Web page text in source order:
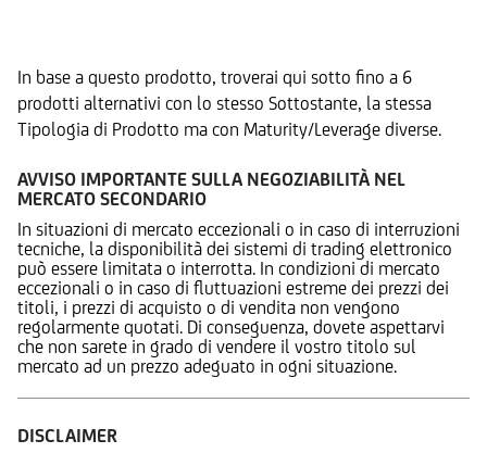
In base a questo prodotto, troverai qui sotto fino a 6
prodotti alternativi con lo stesso Sottostante, la stessa
Tipologia di Prodotto ma con Maturity/Leverage diverse.
AVVISO IMPORTANTE SULLA NEGOZIABILITÀ NEL
MERCATO SECONDARIO
In situazioni di mercato eccezionali o in caso di interruzioni
tecniche, la disponibilità dei sistemi di trading elettronico
può essere limitata o interrotta. In condizioni di mercato
eccezionali o in caso di fluttuazioni estreme dei prezzi dei
titoli, i prezzi di acquisto o di vendita non vengono
regolarmente quotati. Di conseguenza, dovete aspettarvi
che non sarete in grado di vendere il vostro titolo sul
mercato ad un prezzo adeguato in ogni situazione.
DISCLAIMER